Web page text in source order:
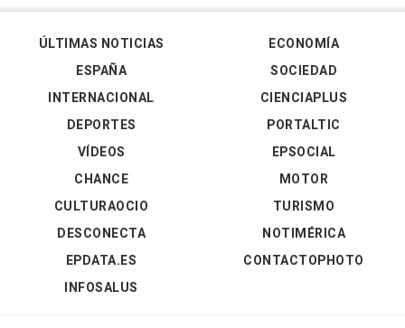
ÚLTIMAS NOTICIAS
ESPAÑA
INTERNACIONAL
DEPORTES
VÍDEOS
ECONOMÍA
SOCIEDAD
CIENCIAPLUS
PORTALTIC
EPSOCIAL
CHANCE
CULTURAOCIO
DESCONECTA
EPDATA.ES
INFOSALUS
MOTOR
TURISMO
NOTIMÉRICA
CONTACTOPHOTO